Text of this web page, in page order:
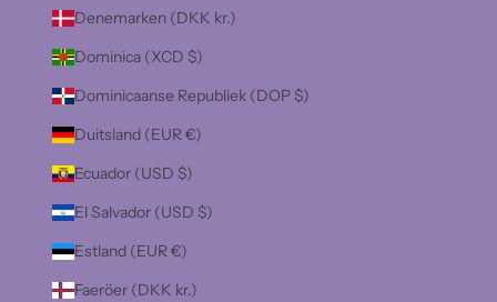
Denemarken (DKK kr.)
Dominica (XCD $)
Dominicaanse Republiek (DOP $)
Duitsland (EUR €)
Ecuador (USD $)
El Salvador (USD $)
Estland (EUR €)
Faeröer (DKK kr.)